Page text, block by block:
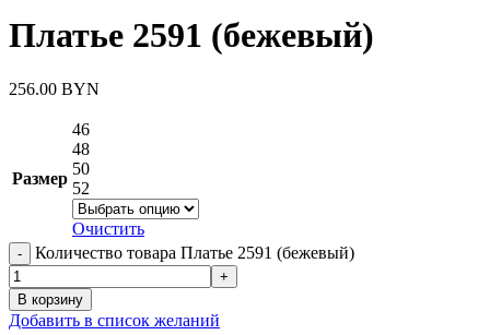
Платье 2591 (бежевый)
256.00 BYN
Размер
46
48
50
52
Очистить
Количество товара Платье 2591 (бежевый)
В корзину
Добавить в список желаний